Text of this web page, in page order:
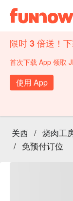
限时 3 倍送！
首次下载 App 领取
使用 App
关西 / 烧肉工
/ 免预付订位